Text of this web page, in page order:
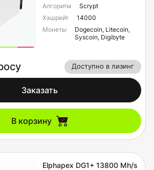
Алгоритм
Scrypt
Хэшрейт
14000
Монеты
Dogecoin, Litecoin,
Syscoin, Digibyte
Доступно в лизинг
Заказать
В корзину
Elphapex DG1+ 13800 Mh/s